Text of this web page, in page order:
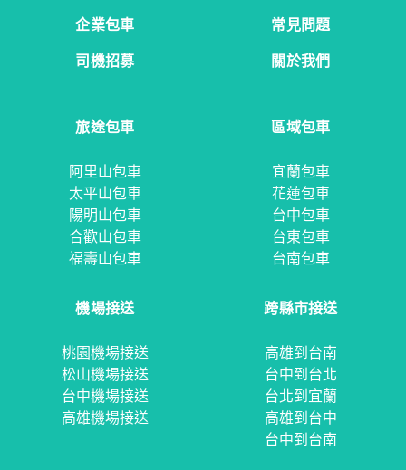
企業包車
常見問題
司機招募
關於我們
旅途包車
阿里山包車
太平山包車
陽明山包車
合歡山包車
福壽山包車
區域包車
宜蘭包車
花蓮包車
台中包車
台東包車
台南包車
機場接送
桃園機場接送
松山機場接送
台中機場接送
高雄機場接送
跨縣市接送
高雄到台南
台中到台北
台北到宜蘭
高雄到台中
台中到台南